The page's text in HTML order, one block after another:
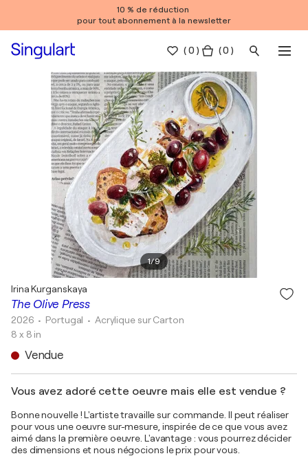
10 % de réduction
pour tout abonnement à la newsletter
(0 ) ( 0 )
1/9
The Olive Press
Irina Kurganskaya
2026 • Portugal • Acrylique sur Carton
8 x 8 in
Vendue
Vous avez adoré cette oeuvre mais elle est vendue ?
Bonne nouvelle ! L'artiste travaille sur commande. Il peut réaliser
pour vous une oeuvre sur-mesure, inspirée de ce que vous avez
aimé dans la première oeuvre. L'avantage : vous pourrez décider
des dimensions et nous négocions le prix pour vous.